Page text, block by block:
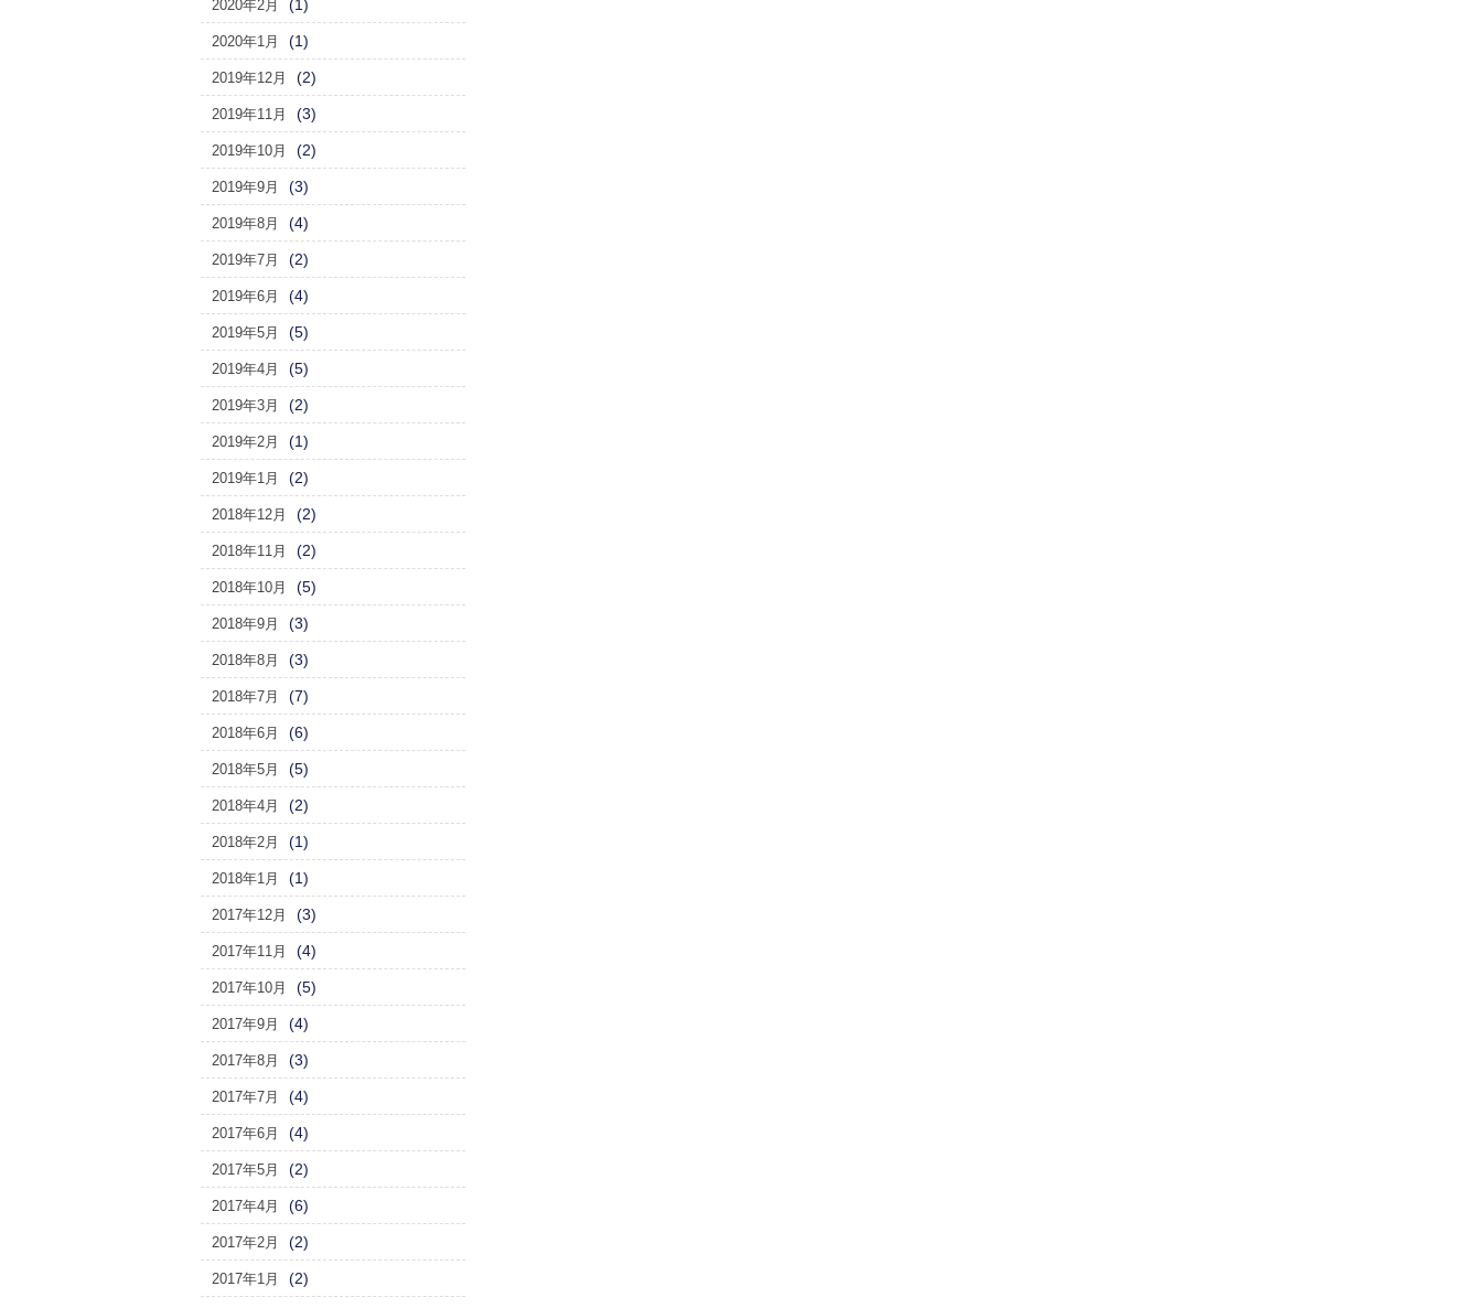
2020年2月 (1)
2020年1月 (1)
2019年12月 (2)
2019年11月 (3)
2019年10月 (2)
2019年9月 (3)
2019年8月 (4)
2019年7月 (2)
2019年6月 (4)
2019年5月 (5)
2019年4月 (5)
2019年3月 (2)
2019年2月 (1)
2019年1月 (2)
2018年12月 (2)
2018年11月 (2)
2018年10月 (5)
2018年9月 (3)
2018年8月 (3)
2018年7月 (7)
2018年6月 (6)
2018年5月 (5)
2018年4月 (2)
2018年2月 (1)
2018年1月 (1)
2017年12月 (3)
2017年11月 (4)
2017年10月 (5)
2017年9月 (4)
2017年8月 (3)
2017年7月 (4)
2017年6月 (4)
2017年5月 (2)
2017年4月 (6)
2017年2月 (2)
2017年1月 (2)